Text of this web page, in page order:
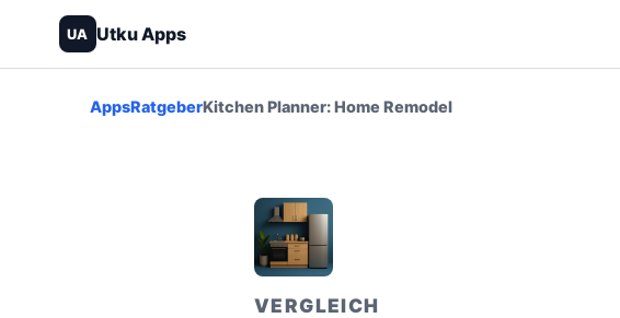
UA Utku Apps
AppsRatgeberKitchen Planner: Home Remodel
VERGLEICH